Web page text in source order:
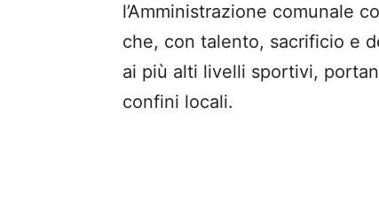
l’Amministrazione comunale
che, con talento, sacrificio e
ai più alti livelli sportivi,
confini locali.